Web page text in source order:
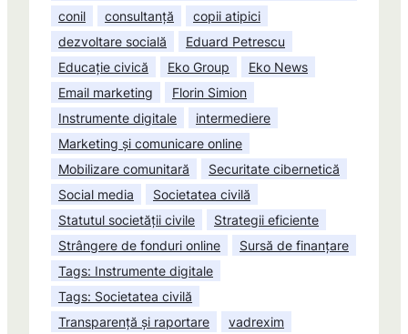
conil
consultanță
copii atipici
dezvoltare socială
Eduard Petrescu
Educație civică
Eko Group
Eko News
Email marketing
Florin Simion
Instrumente digitale
intermediere
Marketing și comunicare online
Mobilizare comunitară
Securitate cibernetică
Social media
Societatea civilă
Statutul societății civile
Strategii eficiente
Strângere de fonduri online
Sursă de finanțare
Tags: Instrumente digitale
Tags: Societatea civilă
Transparență și raportare
vadrexim